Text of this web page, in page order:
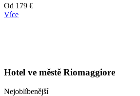
Ceny
od
Od 179 €
Více
Hotel ve městě Riomaggiore
Nejoblíbenější